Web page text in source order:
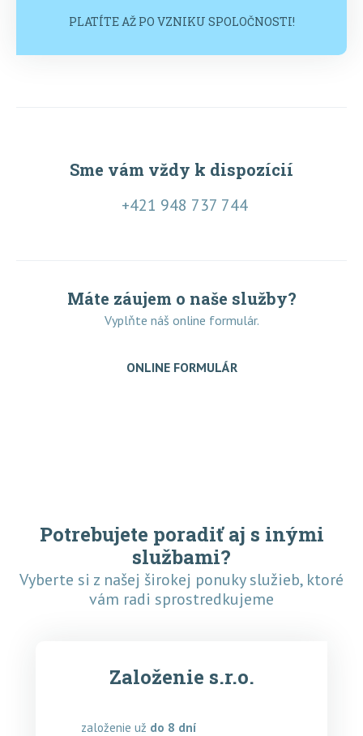
PLATÍTE AŽ PO VZNIKU SPOLOČNOSTI!
Sme vám vždy k dispozícií
+421 948 737 744
Máte záujem o naše služby?
Vyplňte náš online formulár.
ONLINE FORMULÁR
Potrebujete poradiť aj s inými
službami?
Vyberte si z našej širokej ponuky služieb, ktoré
vám radi sprostredkujeme
Založenie s.r.o.
založenie už do 8 dní